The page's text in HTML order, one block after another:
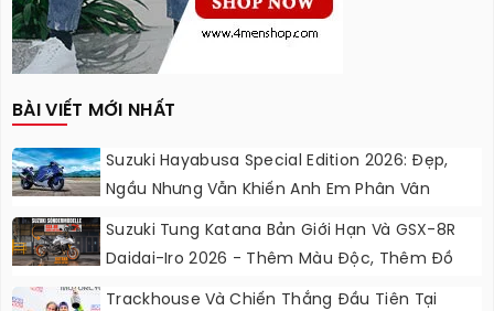
BÀI VIẾT MỚI NHẤT
Suzuki Hayabusa Special Edition 2026: Đẹp,
Ngầu Nhưng Vẫn Khiến Anh Em Phân Vân
Suzuki Tung Katana Bản Giới Hạn Và GSX-8R
Daidai-Iro 2026 - Thêm Màu Độc, Thêm Đồ
Chơi, Thêm Cá Tính
Trackhouse Và Chiến Thắng Đầu Tiên Tại